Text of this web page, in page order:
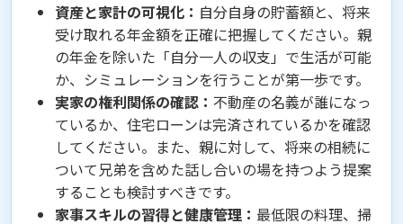
資産と家計の可視化： 自分自身の貯蓄額と、将来
受け取れる年金額を正確に把握してください。親
の年金を除いた「自分一人の収支」で生活が可能
か、シミュレーションを行うことが第一歩です。
実家の権利関係の確認： 不動産の名義が誰になっ
ているか、住宅ローンは完済されているかを確認
してください。また、親に対して、将来の相続に
ついて兄弟を含めた話し合いの場を持つよう提案
することも検討すべきです。
家事スキルの習得と健康管理： 最低限の料理、掃